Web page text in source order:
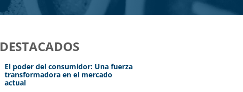
DESTACADOS
El poder del consumidor: Una fuerza
transformadora en el mercado
actual